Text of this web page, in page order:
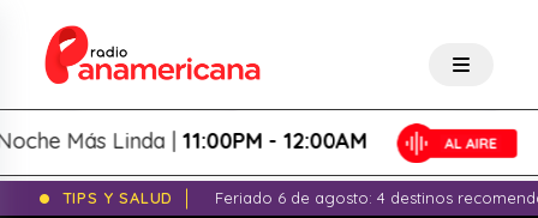
Más Linda |11:00PM - 12:00AM
TIPS Y SALUD
Feriado 6 de agosto: 4 destinos